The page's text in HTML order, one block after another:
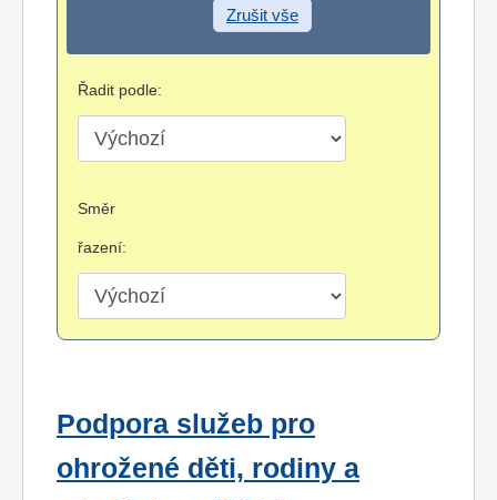
Zrušit vše
Řadit podle:
Směr
řazení:
Podpora služeb pro
ohrožené děti, rodiny a